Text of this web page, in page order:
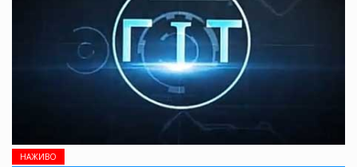
НАЖИВО